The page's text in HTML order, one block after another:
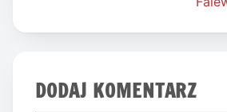
DODAJ KOMENTARZ